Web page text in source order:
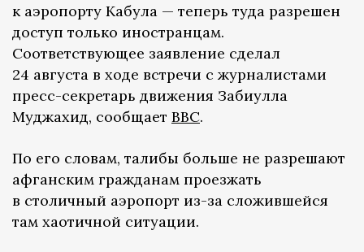
к аэропорту Кабула — теперь туда разрешен
доступ только иностранцам.
Соответствующее заявление сделал
24 августа в ходе встречи с журналистами
пресс-секретарь движения Забиулла
Муджахид, сообщает BBC.
По его словам, талибы больше не разрешают
афганским гражданам проезжать
в столичный аэропорт из-за сложившейся
там хаотичной ситуации.